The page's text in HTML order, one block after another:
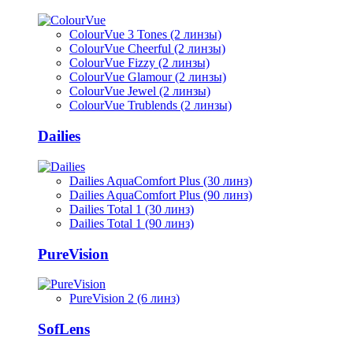
ColourVue 3 Tones (2 линзы)
ColourVue Cheerful (2 линзы)
ColourVue Fizzy (2 линзы)
ColourVue Glamour (2 линзы)
ColourVue Jewel (2 линзы)
ColourVue Trublends (2 линзы)
Dailies
Dailies AquaComfort Plus (30 линз)
Dailies AquaComfort Plus (90 линз)
Dailies Total 1 (30 линз)
Dailies Total 1 (90 линз)
PureVision
PureVision 2 (6 линз)
SofLens